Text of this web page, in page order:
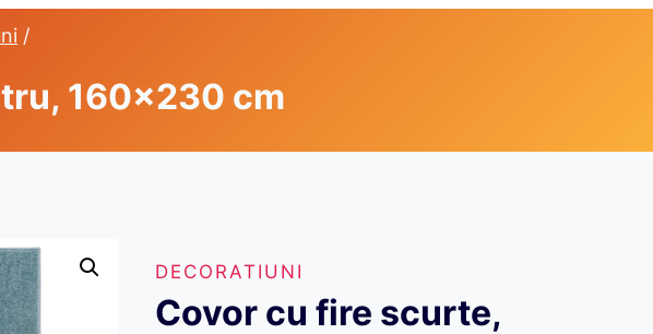
/
160×230 cm
DECORATIUNI
Covor cu fire scurte,